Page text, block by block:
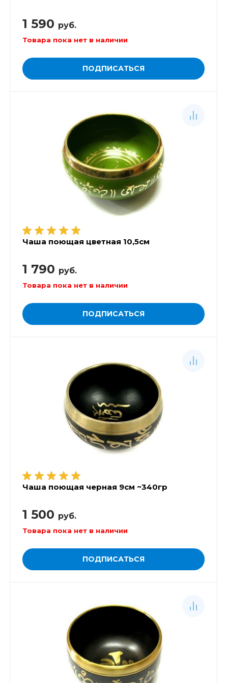
1 590 руб.
Товара пока нет в наличии
ПОДПИСАТЬСЯ
Чаша поющая цветная 10,5см
1 790 руб.
Товара пока нет в наличии
ПОДПИСАТЬСЯ
Чаша поющая черная 9см ~340гр
1 500 руб.
Товара пока нет в наличии
ПОДПИСАТЬСЯ